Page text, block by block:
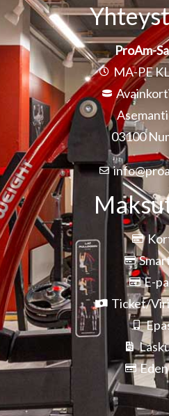
ProAm-
MA-PE
03100
E-
Ticket/